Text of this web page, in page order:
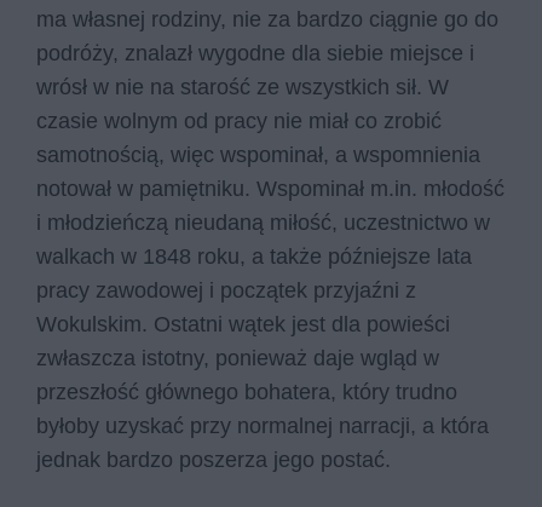
ma własnej rodziny, nie za bardzo ciągnie go do
podróży, znalazł wygodne dla siebie miejsce i
wrósł w nie na starość ze wszystkich sił. W
czasie wolnym od pracy nie miał co zrobić
samotnością, więc wspominał, a wspomnienia
notował w pamiętniku. Wspominał m.in. młodość
i młodzieńczą nieudaną miłość, uczestnictwo w
walkach w 1848 roku, a także późniejsze lata
pracy zawodowej i początek przyjaźni z
Wokulskim. Ostatni wątek jest dla powieści
zwłaszcza istotny, ponieważ daje wgląd w
przeszłość głównego bohatera, który trudno
byłoby uzyskać przy normalnej narracji, a która
jednak bardzo poszerza jego postać.